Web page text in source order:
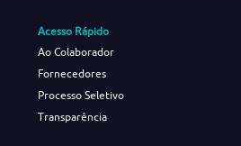
Acesso Rápido
Ao Colaborador
Fornecedores
Processo Seletivo
Transparência